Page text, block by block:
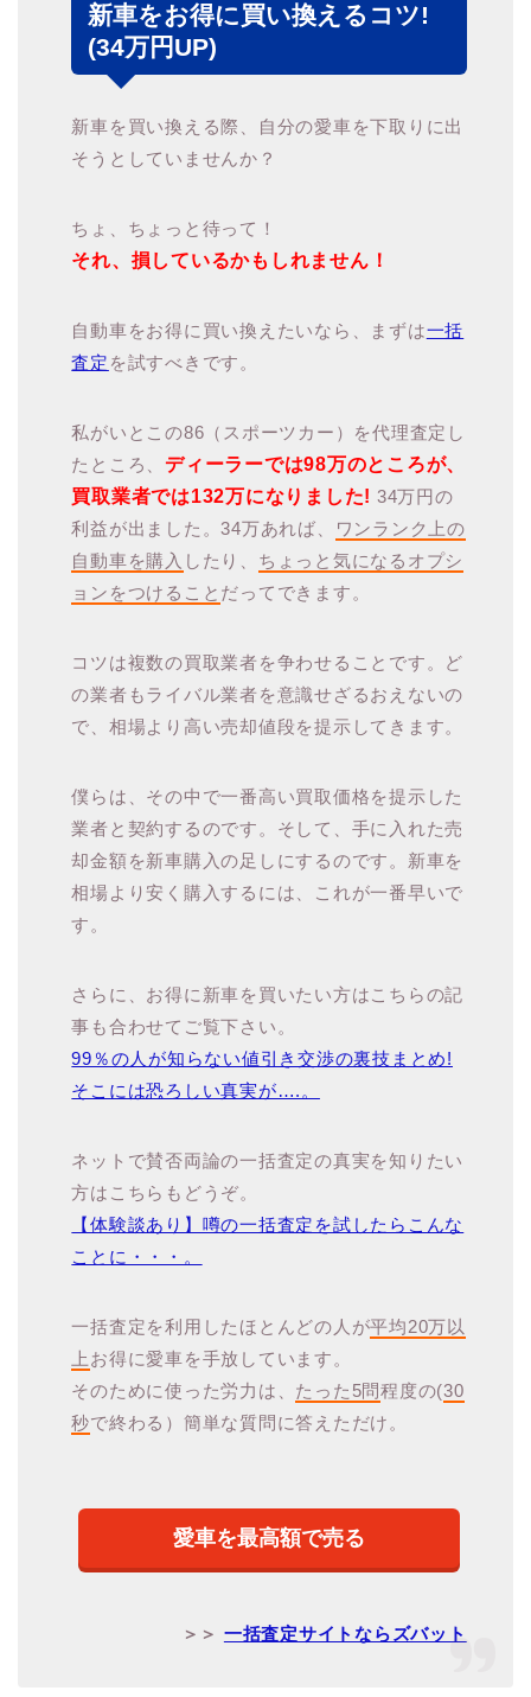
新車をお得に買い換えるコツ!
(34万円UP)
新車を買い換える際、自分の愛車を下取りに出
そうとしていませんか？
ちょ、ちょっと待って！
それ、損しているかもしれません！
自動車をお得に買い換えたいなら、まずは一括
査定 を試すべきです。
私がいとこの86（スポーツカー）を代理査定し
たところ、 ディーラーでは98万のところが、
買取業者では132万になりました! 34万円の
利益が出ました。34万あれば、
ワンランク上の
自動車を購入 したり、 ちょっと気になるオプシ
ョンをつけること だってできます。
コツは複数の買取業者を争わせることです。ど
の業者もライバル業者を意識せざるおえないの
で、相場より高い売却値段を提示してきます。
僕らは、その中で一番高い買取価格を提示した
業者と契約するのです。そして、手に入れた売
却金額を新車購入の足しにするのです。新車を
相場より安く購入するには、これが一番早いで
す。
さらに、お得に新車を買いたい方はこちらの記
事も合わせてご覧下さい。
99％の人が知らない値引き交渉の裏技まとめ!
そこには恐ろしい真実が….。
ネットで賛否両論の一括査定の真実を知りたい
方はこちらもどうぞ。
【体験談あり】噂の一括査定を試したらこんな
ことに・・・。
一括査定を利用したほとんどの人が平均20万以
上 お得に愛車を手放しています。
そのために使った労力は、 たった5問程度の(30
秒で終わる）簡単な質問に答えただけ。
愛車を最高額で売る
＞＞ 一括査定サイトならズバット